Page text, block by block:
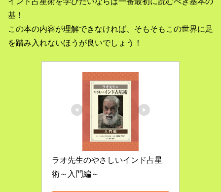
基！
この本の内容が理解できなければ、そもそもこの世界に足
を踏み入れないほうが良いでしょう！
ラオ先生のやさしいインド占星
術～入門編～